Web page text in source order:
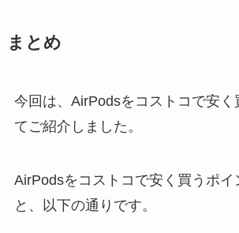
まとめ
今回は、AirPodsをコストコで安く
てご紹介しました。
AirPodsをコストコで安く買うポイ
と、以下の通りです。